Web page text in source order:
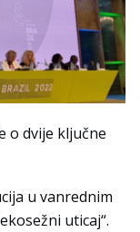
o dvije ključne
u vanrednim
uticaj“.